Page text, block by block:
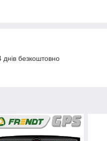
безкоштовно